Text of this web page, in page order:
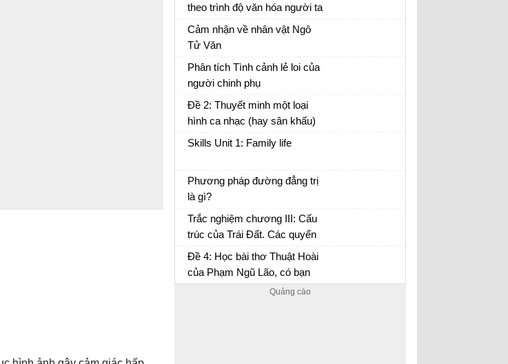
theo trình độ văn hóa người ta
thường dựa vào số liệu thống
kê tỉ lệ người biết chữ
Ôn tập Địa 10
Cảm nhận về nhân vật Ngô
Tử Văn
Cảm nhận về nhân vật Ngô Tử Văn trong bài
Phân tích Tình cảnh lẻ loi của
người chinh phụ
Phân tích đoạn trích Tình cảnh lẻ loi của người
Đề 2: Thuyết minh một loại
hình ca nhạc (hay sân khấu)
mà anh (chị) hằng yêu thích.
Skills Unit 1: Family life
Phương pháp đường đẳng trị
là gì?
Ôn tập Địa 10
Trắc nghiệm chương III: Cấu
trúc của Trái Đất. Các quyển
của lớp vỏ địa lí
Đề 4: Học bài thơ Thuật Hoài
của Phạm Ngũ Lão, có bạn
cho rằng: Sự hổ thẹn của tác